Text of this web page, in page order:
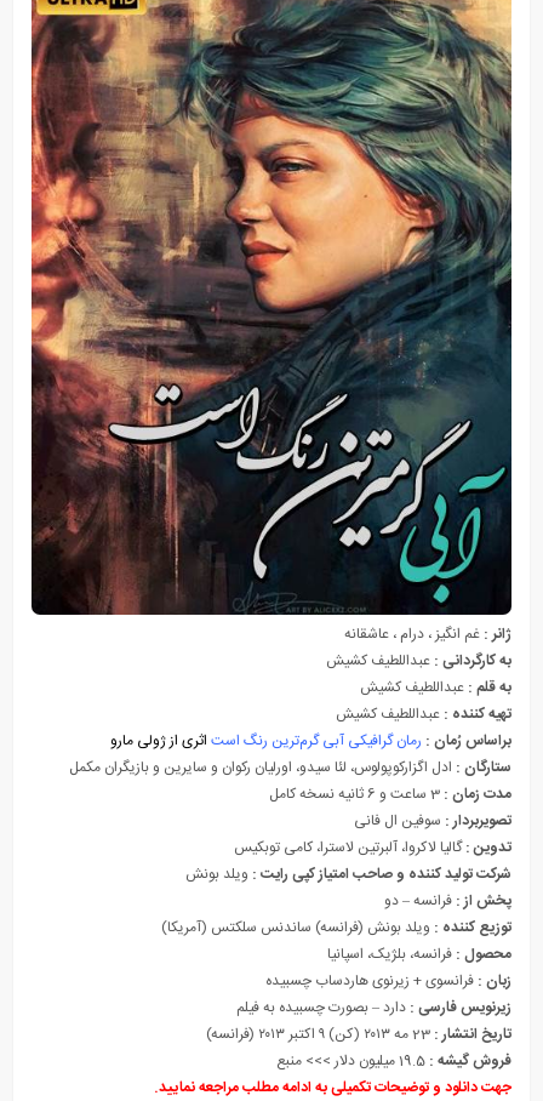
ژانر : غم انگیز ، درام ، عاشقانه
به کارگردانی : عبداللطیف کشیش
به قلم : عبداللطیف کشیش
تهیه کننده : عبداللطیف کشیش
براساس رُمان : رمان گرافیکی آبی گرم‌ترین رنگ است اثری از ژولی مارو
ستارگان : ادل اگزارکوپولوس، لئا سیدو، اورلیان رکوان و سایرین و بازیگران مکمل
مدت زمان : 3 ساعت و 6 ثانیه نسخه کامل
تصویربردار : سوفین ال فانی
تدوین :گالیا لاکروا، آلبرتین لاسترا، کامی توبکیس
شرکت تولید کننده و صاحب امتیاز کپی رایت : ویلد بونش
پخش از : فرانسه – دو
توزیع کننده : ویلد بونش (فرانسه) ساندنس سلکتس (آمریکا)
محصول : فرانسه، بلژیک، اسپانیا
زبان : فرانسوی + زیرنوی هاردساب چسبیده
زیرنویس فارسی : دارد – بصورت چسبیده به فیلم
تاریخ انتشار : 23 مه ۲۰۱۳ (کن) ۹ اکتبر ۲۰۱۳ (فرانسه)
فروش گیشه : 19.5 میلیون دلار >>>
منبع
جهت دانلود و توضیحات تکمیلی به ادامه مطلب مراجعه نمایید.